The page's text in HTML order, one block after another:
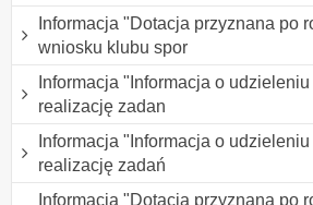
Informacja "Dotacja przyznana po
wniosku klubu spor
Informacja "Informacja o
realizację zadan
Informacja "Informacja o
realizację zadań
Informacja "Dotacja przyznana po